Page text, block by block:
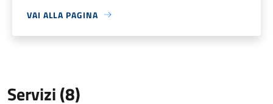
VAI ALLA PAGINA
Servizi (8)